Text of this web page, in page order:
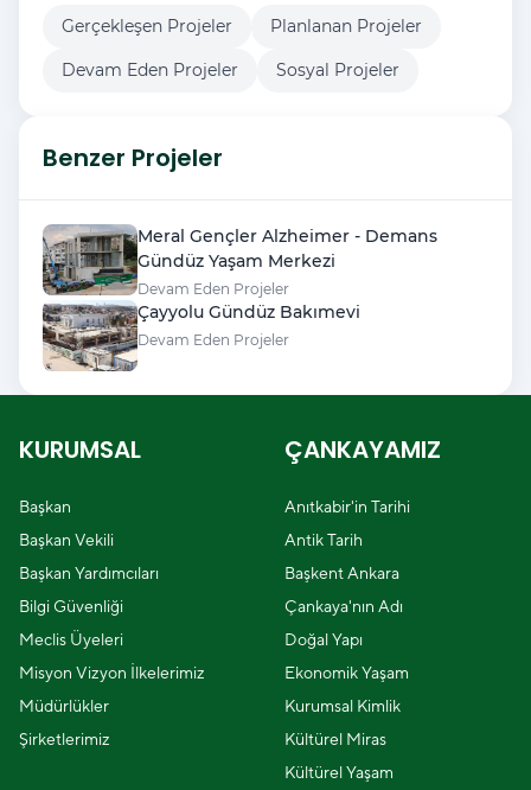
Gerçekleşen Projeler Planlanan Projeler
Devam Eden Projeler Sosyal Projeler
Benzer Projeler
Meral Gençler Alzheimer - Demans
Gündüz Yaşam Merkezi
Devam Eden Projeler
Çayyolu Gündüz Bakımevi
Devam Eden Projeler
KURUMSAL
Başkan
Başkan Vekili
Başkan Yardımcıları
Bilgi Güvenliği
Meclis Üyeleri
Misyon Vizyon İlkelerimiz
Müdürlükler
Şirketlerimiz
ÇANKAYAMIZ
Anıtkabir'in Tarihi
Antik Tarih
Başkent Ankara
Çankaya'nın Adı
Doğal Yapı
Ekonomik Yaşam
Kurumsal Kimlik
Kültürel Miras
Kültürel Yaşam